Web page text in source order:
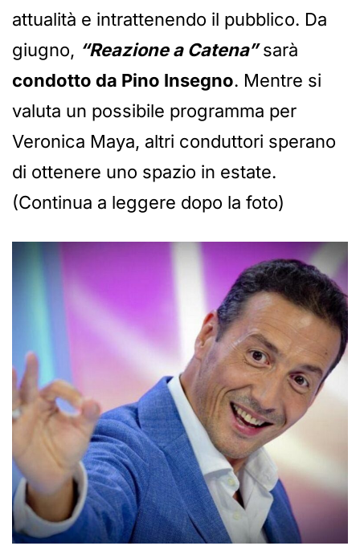
attualità e intrattenendo il pubblico. Da
giugno, “Reazione a Catena”sarà
condotto da Pino Insegno. Mentre si
valuta un possibile programma per
Veronica Maya, altri conduttori sperano
di ottenere uno spazio in estate.
(Continua a leggere dopo la foto)